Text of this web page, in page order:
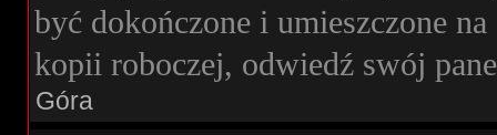
być dokończone i umieszczone
kopii roboczej, odwiedź swój
Góra